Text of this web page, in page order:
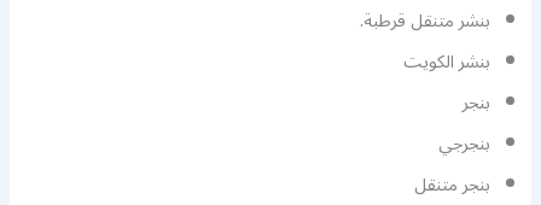
بنشر متنقل قرطبة.
بنشر الكويت
بنجر
بنجرجي
بنجر متنقل